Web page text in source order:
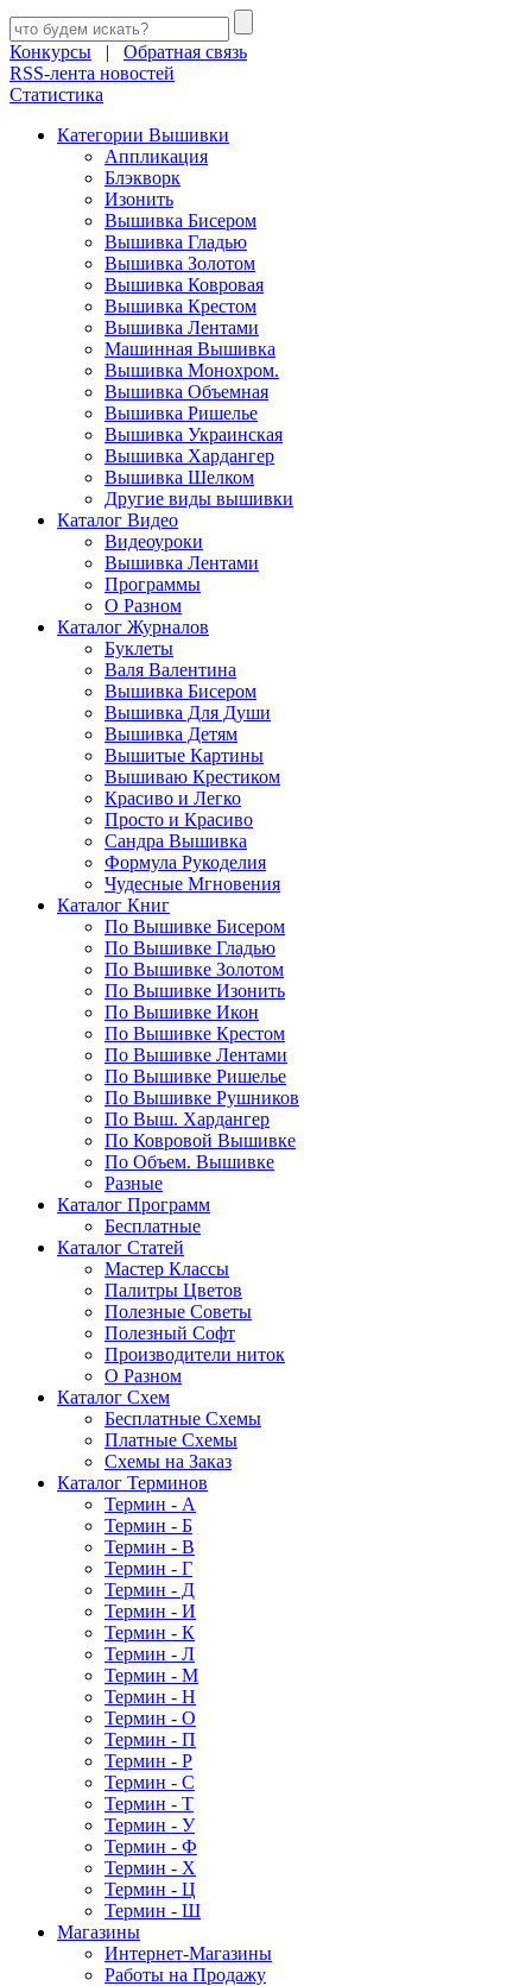
Конкурсы | Обратная связь
RSS-лента новостей
Статистика
Категории Вышивки
Аппликация
Блэкворк
Изонить
Вышивка Бисером
Вышивка Гладью
Вышивка Золотом
Вышивка Ковровая
Вышивка Крестом
Вышивка Лентами
Машинная Вышивка
Вышивка Монохром.
Вышивка Объемная
Вышивка Ришелье
Вышивка Украинская
Вышивка Хардангер
Вышивка Шелком
Другие виды вышивки
Каталог Видео
Видеоуроки
Вышивка Лентами
Программы
О Разном
Каталог Журналов
Буклеты
Валя Валентина
Вышивка Бисером
Вышивка Для Души
Вышивка Детям
Вышитые Картины
Вышиваю Крестиком
Красиво и Легко
Просто и Красиво
Сандра Вышивка
Формула Рукоделия
Чудесные Мгновения
Каталог Книг
По Вышивке Бисером
По Вышивке Гладью
По Вышивке Золотом
По Вышивке Изонить
По Вышивке Икон
По Вышивке Крестом
По Вышивке Лентами
По Вышивке Ришелье
По Вышивке Рушников
По Выш. Хардангер
По Ковровой Вышивке
По Объем. Вышивке
Разные
Каталог Программ
Бесплатные
Каталог Статей
Мастер Классы
Палитры Цветов
Полезные Советы
Полезный Софт
Производители ниток
О Разном
Каталог Схем
Бесплатные Схемы
Платные Схемы
Схемы на Заказ
Каталог Терминов
Термин - А
Термин - Б
Термин - В
Термин - Г
Термин - Д
Термин - И
Термин - К
Термин - Л
Термин - М
Термин - Н
Термин - О
Термин - П
Термин - Р
Термин - С
Термин - Т
Термин - У
Термин - Ф
Термин - Х
Термин - Ц
Термин - Ш
Магазины
Интернет-Магазины
Работы на Продажу